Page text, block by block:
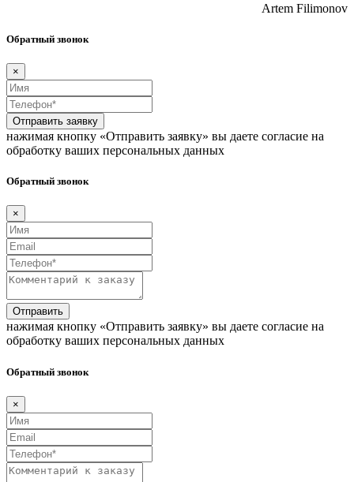
Artem Filimonov
Обратный звонок
×
Отправить заявку
нажимая кнопку «Отправить заявку» вы даете согласие на
обработку ваших персональных данных
Обратный звонок
×
Отправить
нажимая кнопку «Отправить заявку» вы даете согласие на
обработку ваших персональных данных
Обратный звонок
×